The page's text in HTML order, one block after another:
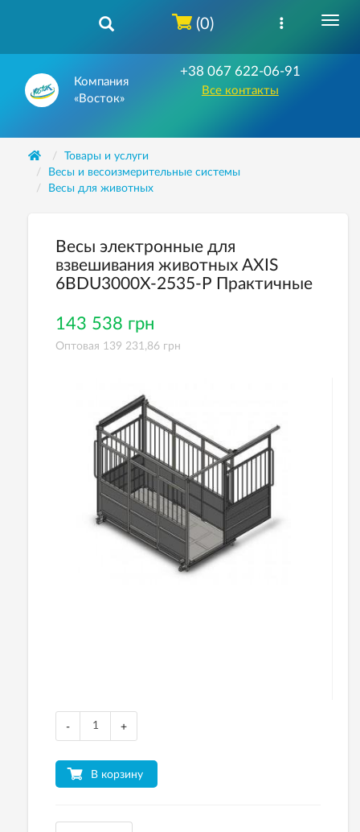
Компания
«Восток»
+38 067 622-06-91
Все контакты
(0)
Товары и услуги
Весы и весоизмерительные системы
Весы для животных
Весы электронные для
взвешивания животных AXIS
6BDU3000Х-2535-Р Практичные
143 538 грн
Оптовая 139 231,86 грн
- +
В корзину